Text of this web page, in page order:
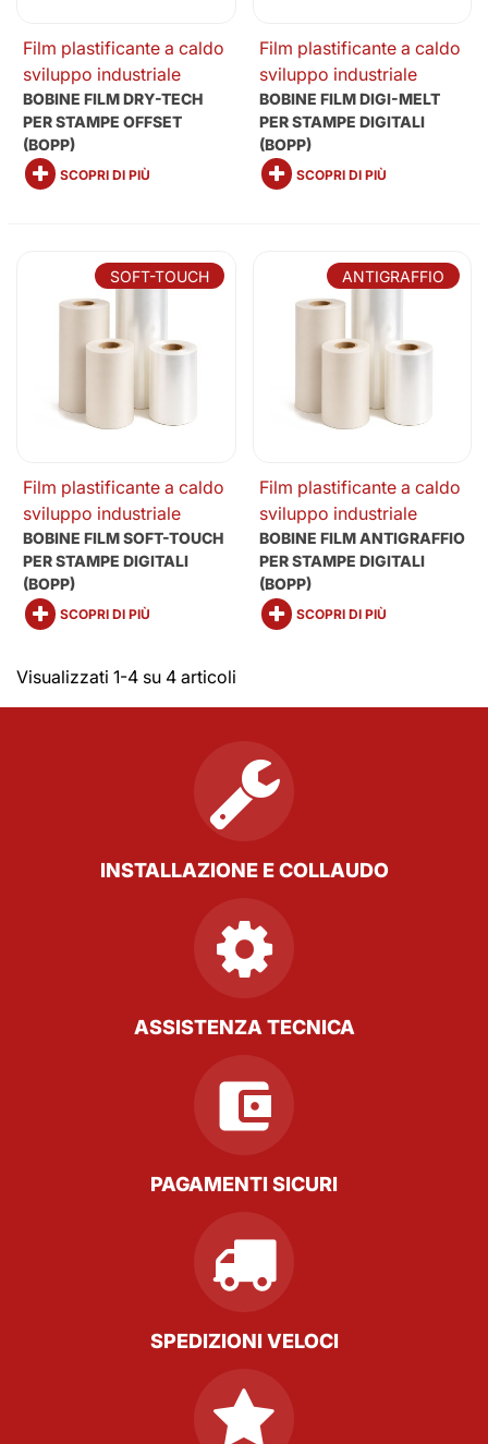
Film plastificante a caldo
sviluppo industriale
BOBINE FILM DRY-TECH
PER STAMPE OFFSET
(BOPP)
SCOPRI DI PIÙ
Film plastificante a caldo
sviluppo industriale
BOBINE FILM DIGI-MELT
PER STAMPE DIGITALI
(BOPP)
SCOPRI DI PIÙ
SOFT-TOUCH
Film plastificante a caldo
sviluppo industriale
BOBINE FILM SOFT-TOUCH
PER STAMPE DIGITALI
(BOPP)
SCOPRI DI PIÙ
ANTIGRAFFIO
Film plastificante a caldo
sviluppo industriale
BOBINE FILM ANTIGRAFFIO
PER STAMPE DIGITALI
(BOPP)
SCOPRI DI PIÙ
Visualizzati 1-4 su 4 articoli
INSTALLAZIONE E COLLAUDO
ASSISTENZA TECNICA
PAGAMENTI SICURI
SPEDIZIONI VELOCI